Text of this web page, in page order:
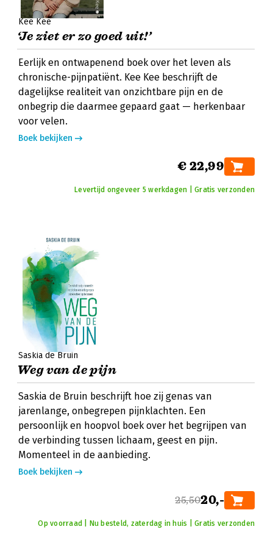
Kee Kee
‘Je ziet er zo goed uit!’
Eerlijk en ontwapenend boek over het leven als
chronische-pijnpatiënt. Kee Kee beschrijft de
dagelijkse realiteit van onzichtbare pijn en de
onbegrip die daarmee gepaard gaat — herkenbaar
voor velen.
Boek bekijken
€ 22,99
Levertijd ongeveer 5 werkdagen | Gratis verzonden
Saskia de Bruin
Weg van de pijn
Saskia de Bruin beschrijft hoe zij genas van
jarenlange, onbegrepen pijnklachten. Een
persoonlijk en hoopvol boek over het begrijpen van
de verbinding tussen lichaam, geest en pijn.
Momenteel in de aanbieding.
Boek bekijken
25,5020,-
Op voorraad | Nu besteld, zaterdag in huis | Gratis verzonden